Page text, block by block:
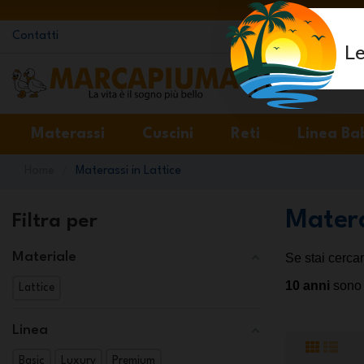
Contatti
Materassi Cuscini Reti Linea
Materassi in Lattice
Se stai
10 anni
Filtra per
Materiale
Lattice
Linea
Basic Luxury Premium